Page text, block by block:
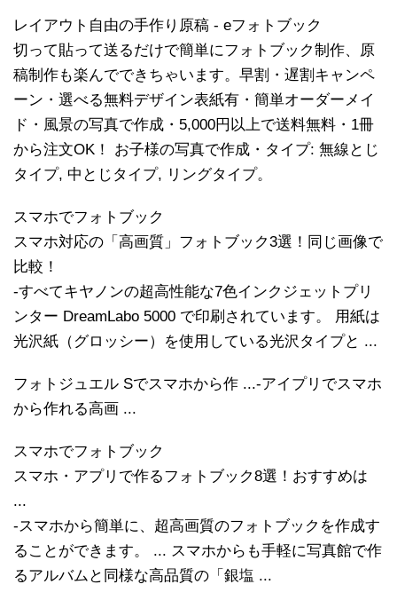
レイアウト自由の手作り原稿 - eフォトブック
切って貼って送るだけで簡単にフォトブック制作、原
稿制作も楽んでできちゃいます。早割・遅割キャンペ
ーン・選べる無料デザイン表紙有・簡単オーダーメイ
ド・風景の写真で作成・5,000円以上で送料無料・1冊
から注文OK！ お子様の写真で作成・タイプ: 無線とじ
タイプ, 中とじタイプ, リングタイプ。
スマホでフォトブック
スマホ対応の「高画質」フォトブック3選！同じ画像で
比較！
-すべてキヤノンの超高性能な7色インクジェットプリ
ンター DreamLabo 5000 で印刷されています。 用紙は
光沢紙（グロッシー）を使用している光沢タイプと ...
フォトジュエル Sでスマホから作 ...-アイプリでスマホ
から作れる高画 ...
スマホでフォトブック
スマホ・アプリで作るフォトブック8選！おすすめは
...
-スマホから簡単に、超高画質のフォトブックを作成す
ることができます。 ... スマホからも手軽に写真館で作
るアルバムと同様な高品質の「銀塩 ...